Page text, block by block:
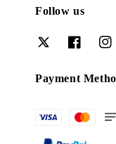
Follow us
Payment